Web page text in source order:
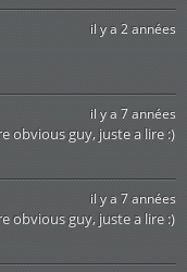
il y a 2 années
il y a 7 années
obvious guy, juste a lire :)
il y a 7 années
obvious guy, juste a lire :)